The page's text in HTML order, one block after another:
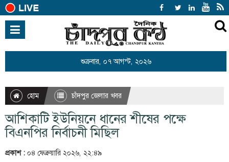
শুক্রবার, ০৭ আগস্ট, ২০২৬
হোম
জাতীয়
আন্তর্জাতিক
রাজনীতি
খেলাধুলা
বিনোদন
অর্থনীতি
হোম চাঁদপুর জেলার খবর
আশিকাটি ইউনিয়নে ধানের শীষের পক্ষে
বিএনপির নির্বাচনী মিছিল
প্রকাশ : ০৪ ফেব্রুয়ারি ২০২৬, ২২:৪৯